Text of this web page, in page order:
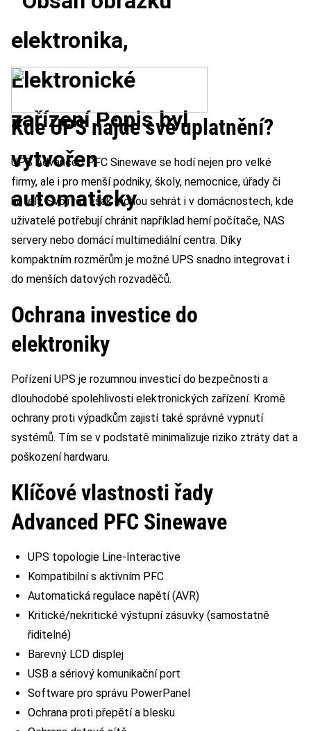
Kde UPS najde své uplatnění?
UPS Advanced PFC Sinewave se hodí nejen pro velké
firmy, ale i pro menší podniky, školy, nemocnice, úřady či
hotely. Svoji roli však mohou sehrát i v domácnostech, kde
uživatelé potřebují chránit například herní počítače, NAS
servery nebo domácí multimediální centra. Díky
kompaktním rozměrům je možné UPS snadno integrovat i
do menších datových rozvaděčů.
Ochrana investice do
elektroniky
Pořízení UPS je rozumnou investicí do bezpečnosti a
dlouhodobé spolehlivosti elektronických zařízení. Kromě
ochrany proti výpadkům zajistí také správné vypnutí
systémů. Tím se v podstatě minimalizuje riziko ztráty dat a
poškození hardwaru.
Klíčové vlastnosti řady
Advanced PFC Sinewave
UPS topologie Line-Interactive
Kompatibilní s aktivním PFC
Automatická regulace napětí (AVR)
Kritické/nekritické výstupní zásuvky (samostatně
řiditelné)
Barevný LCD displej
USB a sériový komunikační port
Software pro správu PowerPanel
Ochrana proti přepětí a blesku